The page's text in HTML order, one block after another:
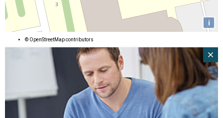
i
© OpenStreetMapcontributors